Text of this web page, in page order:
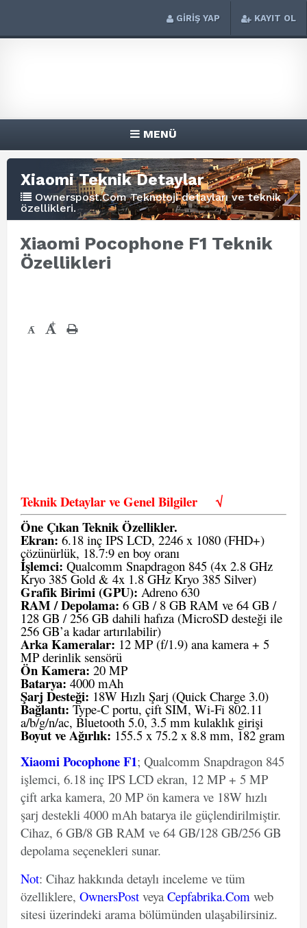
GİRİŞ YAP KAYIT OL
MENÜ
Xiaomi Teknik Detaylar
Ownerspost.Com Teknoloji detayları ve teknik
özellikleri.
Xiaomi Pocophone F1 Teknik
Özellikleri
- +
Teknik Detaylar ve Genel Bilgiler√
Öne Çıkan Teknik Özellikler.
Ekran: 6.18 inç IPS LCD, 2246 x 1080 (FHD+)
çözünürlük, 18.7:9 en boy oranı
İşlemci: Qualcomm Snapdragon 845 (4x 2.8 GHz
Kryo 385 Gold & 4x 1.8 GHz Kryo 385 Silver)
Grafik Birimi (GPU): Adreno 630
RAM / Depolama: 6 GB / 8 GB RAM ve 64 GB /
128 GB / 256 GB dahili hafıza (MicroSD desteği ile
256 GB’a kadar artırılabilir)
Arka Kameralar: 12 MP (f/1.9) ana kamera + 5
MP derinlik sensörü
Ön Kamera: 20 MP
Batarya: 4000 mAh
Şarj Desteği: 18W Hızlı Şarj (Quick Charge 3.0)
Bağlantı: Type-C portu, çift SIM, Wi-Fi 802.11
a/b/g/n/ac, Bluetooth 5.0, 3.5 mm kulaklık girişi
Boyut ve Ağırlık: 155.5 x 75.2 x 8.8 mm, 182 gram
Xiaomi Pocophone F1; Qualcomm Snapdragon 845
işlemci, 6.18 inç IPS LCD ekran, 12 MP + 5 MP
çift arka kamera, 20 MP ön kamera ve 18W hızlı
şarj destekli 4000 mAh batarya ile güçlendirilmiştir.
Cihaz, 6 GB/8 GB RAM ve 64 GB/128 GB/256 GB
depolama seçenekleri sunar.
Not: Cihaz hakkında detaylı inceleme ve tüm
özelliklere, OwnersPost veya Cepfabrika.Com web
sitesi üzerindeki arama bölümünden ulaşabilirsiniz.